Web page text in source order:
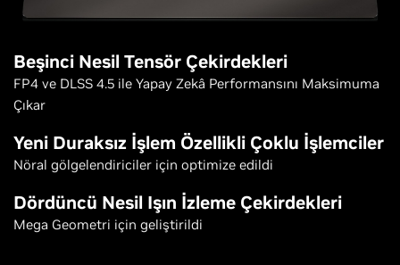
Beşinci Nesil Tensör Çekirdekleri
FP4 ve DLSS 4.5 ile Yapay Zekâ Performansını Maksimuma
Çıkar
Yeni Duraksız İşlem Özellikli Çoklu İşlemciler
Nöral gölgelendiriciler için optimize edildi
Dördüncü Nesil Işın İzleme Çekirdekleri
Mega Geometri için geliştirildi